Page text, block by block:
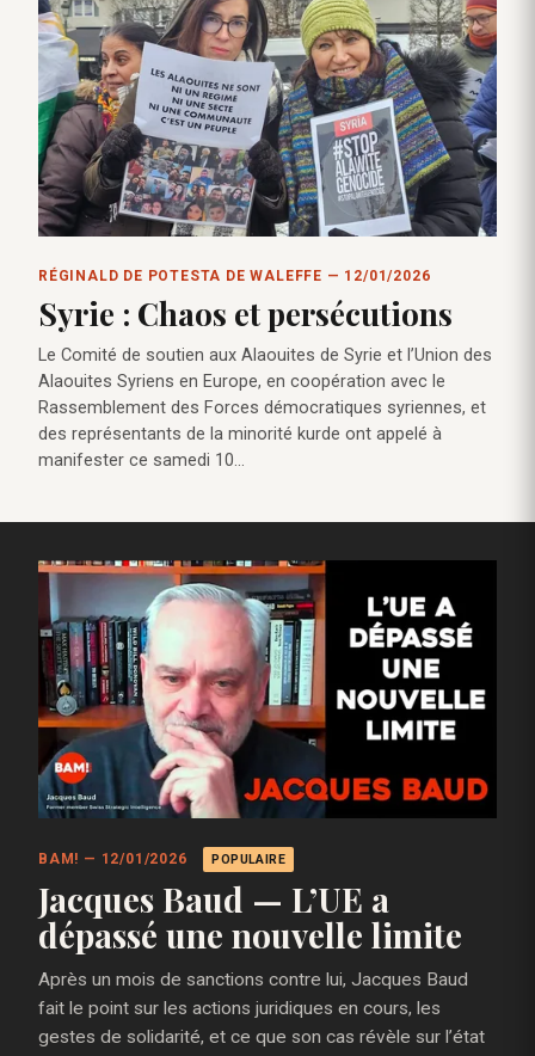
RÉGINALD DE POTESTA DE WALEFFE — 12/01/2026
Syrie : Chaos et persécutions
Le Comité de soutien aux Alaouites de Syrie et l’Union des
Alaouites Syriens en Europe, en coopération avec le
Rassemblement des Forces démocratiques syriennes, et
des représentants de la minorité kurde ont appelé à
manifester ce samedi 10…
BAM! — 12/01/2026 POPULAIRE
Jacques Baud — L’UE a
dépassé une nouvelle limite
Après un mois de sanctions contre lui, Jacques Baud
fait le point sur les actions juridiques en cours, les
gestes de solidarité, et ce que son cas révèle sur l’état